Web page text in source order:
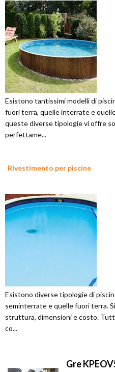
Esistono tantissimi modelli di
fuori terra, quelle interrate e
queste diverse tipologie vi offre
perfettame...
Rivestimento per piscine
Esistono diverse tipologie di
seminterrate e quelle fuori terra.
struttura, dimensioni e costo.
co...
Gre